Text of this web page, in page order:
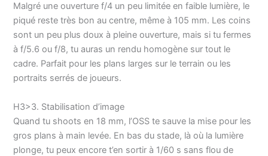
Malgré une ouverture f/4 un peu limitée en faible lumière, le
piqué reste très bon au centre, même à 105 mm. Les coins
sont un peu plus doux à pleine ouverture, mais si tu fermes
à f/5.6 ou f/8, tu auras un rendu homogène sur tout le
cadre. Parfait pour les plans larges sur le terrain ou les
portraits serrés de joueurs.
H3>3. Stabilisation d’image
Quand tu shoots en 18 mm, l’OSS te sauve la mise pour les
gros plans à main levée. En bas du stade, là où la lumière
plonge, tu peux encore t’en sortir à 1/60 s sans flou de